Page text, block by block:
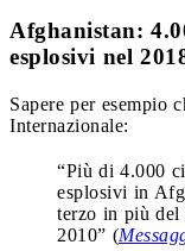
Afghanistan:
esplosivi nel
Sapere per esempio
Internazionale:
“Più di 4.000
esplosivi in
terzo in più del
2010” (